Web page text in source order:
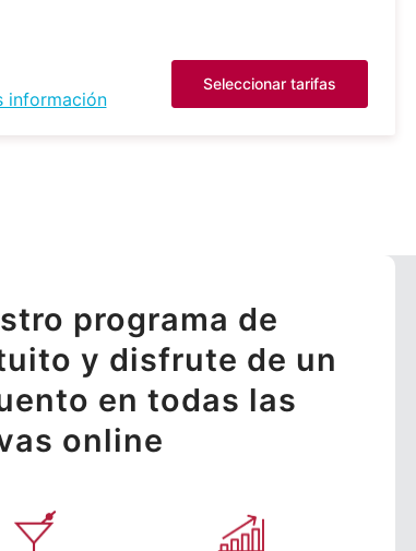
información
Seleccionar tarifas
programa de
y disfrute de un
en todas las
online